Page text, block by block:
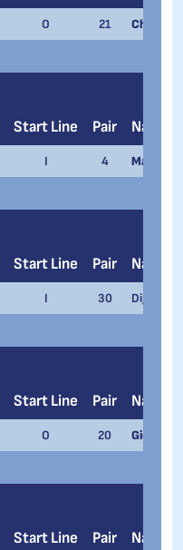
O 21 Chiara
Start Line Pair Name
I 4 Maybritt
Start Line Pair Name
I 30 Dijk Nino
Start Line Pair Name
O 20 Giorgia
Start Line Pair Name